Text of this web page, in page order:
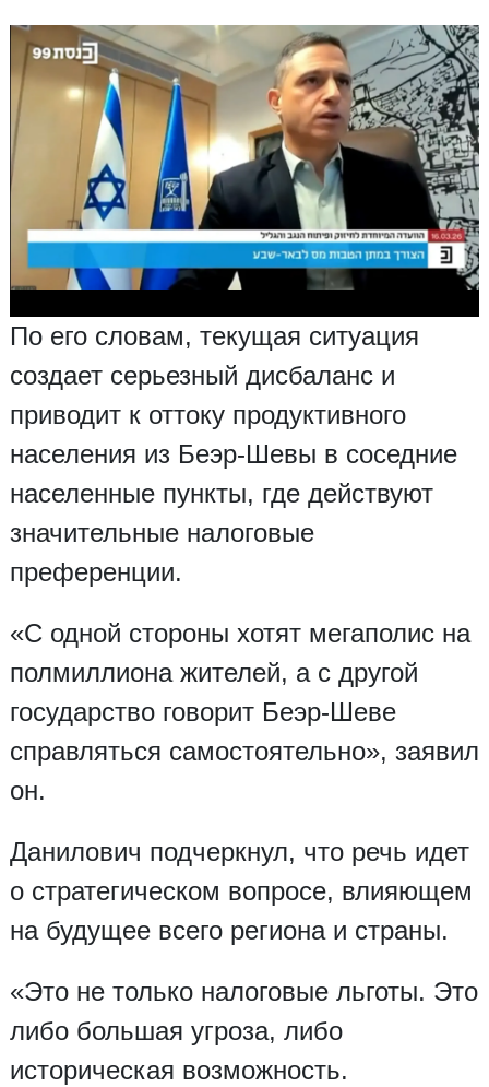
По его словам, текущая ситуация
создает серьезный дисбаланс и
приводит к оттоку продуктивного
населения из Беэр-Шевы в соседние
населенные пункты, где действуют
значительные налоговые
преференции.
«С одной стороны хотят мегаполис на
полмиллиона жителей, а с другой
государство говорит Беэр-Шеве
справляться самостоятельно», заявил
он.
Данилович подчеркнул, что речь идет
о стратегическом вопросе, влияющем
на будущее всего региона и страны.
«Это не только налоговые льготы. Это
либо большая угроза, либо
историческая возможность.